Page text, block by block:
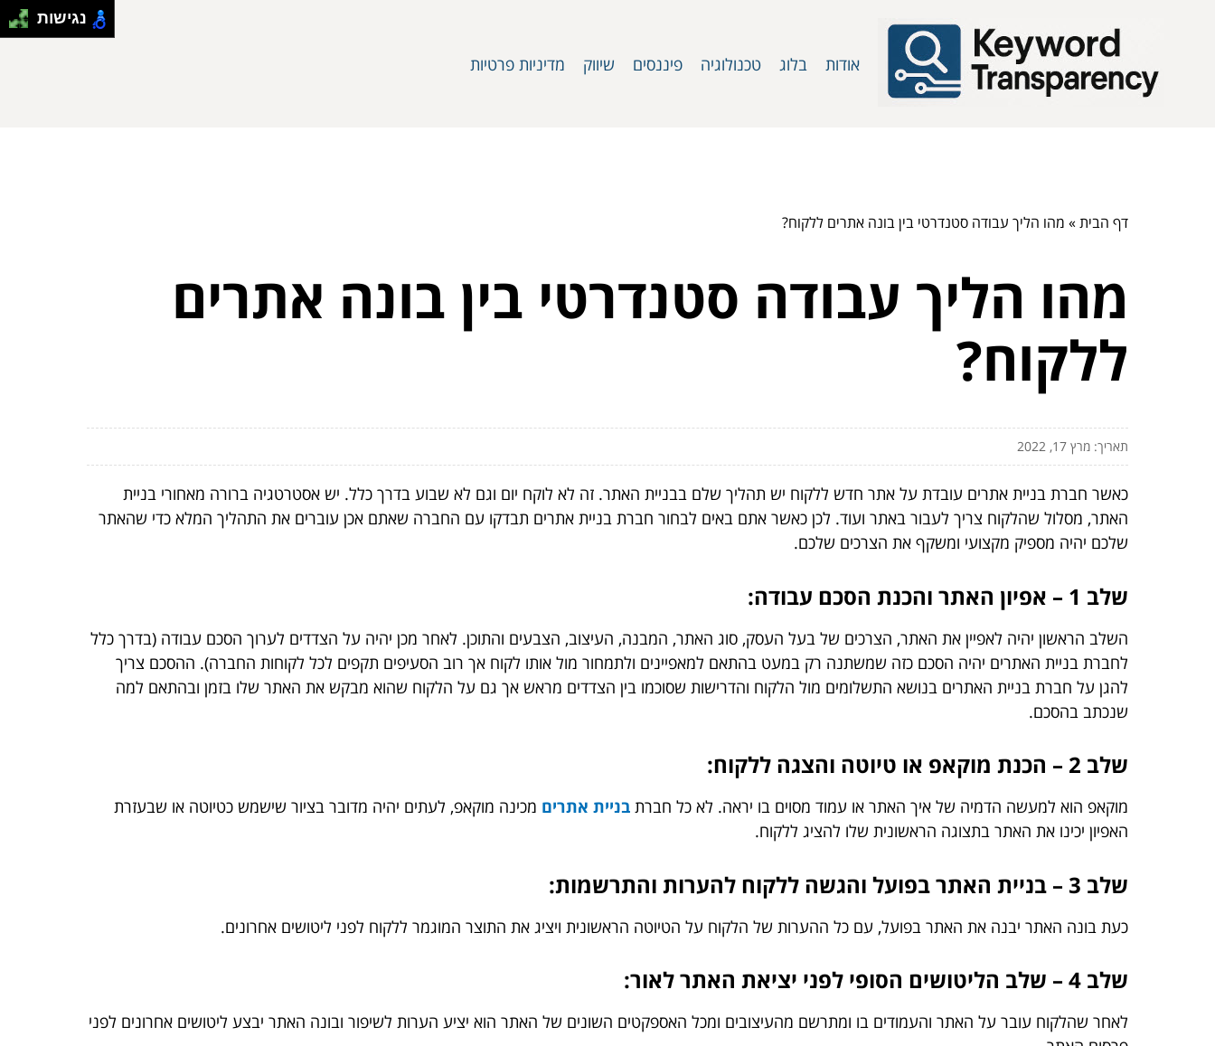
אודות בלוג טכנולוגיה פיננסים שיווק מדיניות פרטיות
דף הבית» מהו הליך עבודה סטנדרטי בין בונה אתרים ללקוח?
מהו הליך עבודה סטנדרטי בין בונה אתרים
ללקוח?
תאריך: מרץ 17, 2022
כאשר חברת בניית אתרים עובדת על אתר חדש ללקוח יש תהליך שלם בבניית האתר. זה לא לוקח יום וגם לא שבוע בדרך כלל. יש אסטרטגיה ברורה מאחורי בניית
האתר, מסלול שהלקוח צריך לעבור באתר ועוד. לכן כאשר אתם באים לבחור חברת בניית אתרים תבדקו עם החברה שאתם אכן עוברים את התהליך המלא כדי שהאתר
שלכם יהיה מספיק מקצועי ומשקף את הצרכים שלכם.
שלב 1 – אפיון האתר והכנת הסכם עבודה:
השלב הראשון יהיה לאפיין את האתר, הצרכים של בעל העסק, סוג האתר, המבנה, העיצוב, הצבעים והתוכן. לאחר מכן יהיה על הצדדים לערוך הסכם עבודה (בדרך כלל
לחברת בניית האתרים יהיה הסכם כזה שמשתנה רק במעט בהתאם למאפיינים ולתמחור מול אותו לקוח אך רוב הסעיפים תקפים לכל לקוחות החברה). ההסכם צריך
להגן על חברת בניית האתרים בנושא התשלומים מול הלקוח והדרישות שסוכמו בין הצדדים מראש אך גם על הלקוח שהוא מבקש את האתר שלו בזמן ובהתאם למה
שנכתב בהסכם.
שלב 2 – הכנת מוקאפ או טיוטה והצגה ללקוח:
מוקאפ הוא למעשה הדמיה של איך האתר או עמוד מסוים בו יראה. לא כל חברת בניית אתרים מכינה מוקאפ, לעתים יהיה מדובר בציור שישמש כטיוטה או שבעזרת
האפיון יכינו את האתר בתצוגה הראשונית שלו להציג ללקוח.
שלב 3 – בניית האתר בפועל והגשה ללקוח להערות והתרשמות:
כעת בונה האתר יבנה את האתר בפועל, עם כל ההערות של הלקוח על הטיוטה הראשונית ויציג את התוצר המוגמר ללקוח לפני ליטושים אחרונים.
שלב 4 – שלב הליטושים הסופי לפני יציאת האתר לאור:
לאחר שהלקוח עובר על האתר והעמודים בו ומתרשם מהעיצובים ומכל האספקטים השונים של האתר הוא יציע הערות לשיפור ובונה האתר יבצע ליטושים אחרונים לפני
נגישות